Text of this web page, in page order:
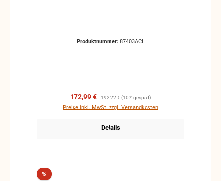
Produktnummer: 87403ACL
Verkaufspreis:
172,99 € Regulärer Preis:
192,22 € (10% gespart)
Preise inkl. MwSt. zzgl. Versandkosten
Details
%Rabatt